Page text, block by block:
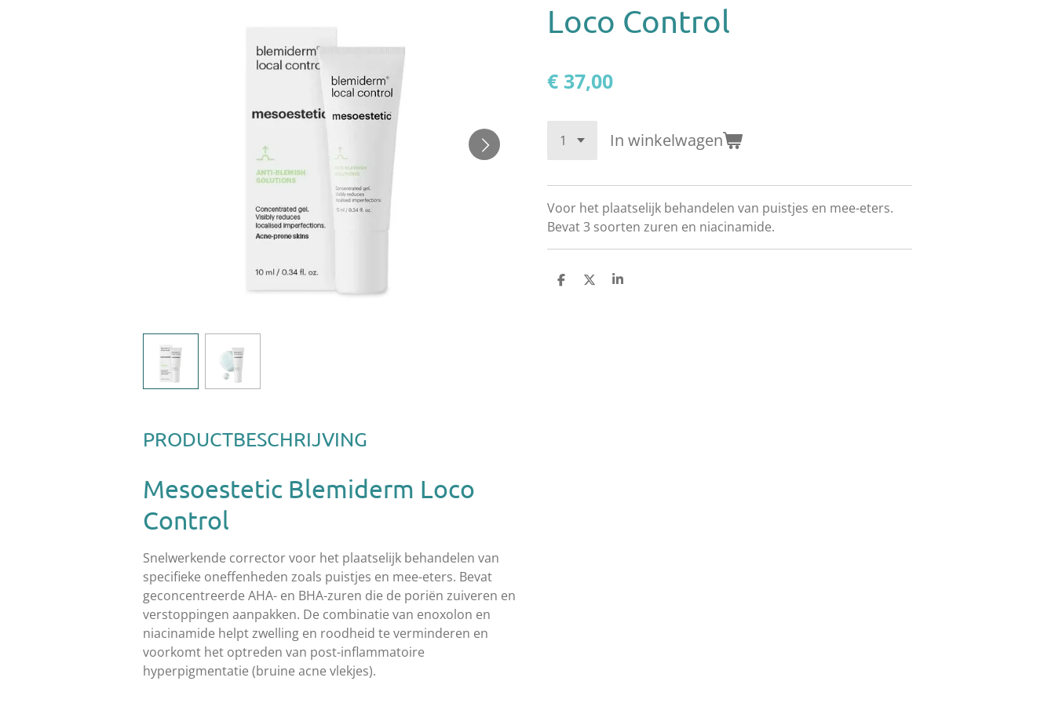
Loco Control
€ 37,00
In winkelwagen
Voor het plaatselijk behandelen van puistjes en mee-eters.
Bevat 3 soorten zuren en niacinamide.
D
D
S
PRODUCTBESCHRIJVING
Mesoestetic Blemiderm Loco
Control
Snelwerkende corrector voor het plaatselijk behandelen van
specifieke oneffenheden zoals puistjes en mee-eters. Bevat
geconcentreerde AHA- en BHA-zuren die de poriën zuiveren en
verstoppingen aanpakken. De combinatie van enoxolon en
niacinamide helpt zwelling en roodheid te verminderen en
voorkomt het optreden van post-inflammatoire
hyperpigmentatie (bruine acne vlekjes).